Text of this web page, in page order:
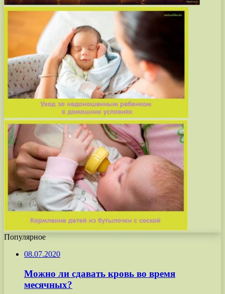
Популярное
08.07.2020
Можно ли сдавать кровь во время
месячных?